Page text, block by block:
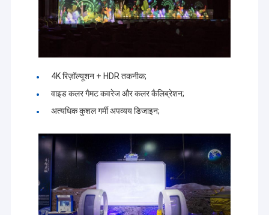
4K रिज़ॉल्यूशन + HDR तकनीक;
वाइड कलर गैमट कवरेज और कलर कैलिब्रेशन;
अत्यधिक कुशल गर्मी अपव्यय डिजाइन;